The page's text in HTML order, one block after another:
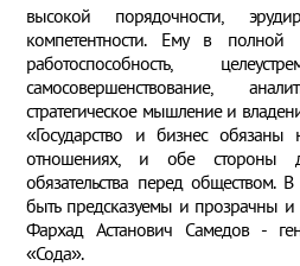
высокой порядочности,
компетентности. Ему в
работоспособность,
самосовершенствование,
стратегическое мышление и
«Государство и бизнес обязаны
отношениях, и обе стороны
обязательства перед
быть предсказуемы и прозрачны и
Фархад Астанович Самедов -
«Сода».